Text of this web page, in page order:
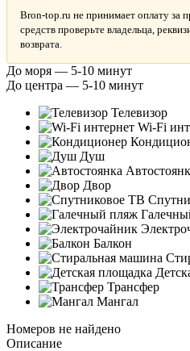
Bron-top.ru не принимает оплату за
средств проверьте владельца,
возврата.
До моря — 5-10 минут
До центра — 5-10 минут
Телевизор
Wi-Fi
Душ
Двор
Балкон
Трансфер
Мангал
Номеров не найдено
Описание